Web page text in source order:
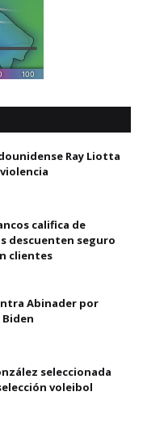
Ray Liotta
califica de
descuenten seguro
clientes
Abinader por
seleccionada
voleibol